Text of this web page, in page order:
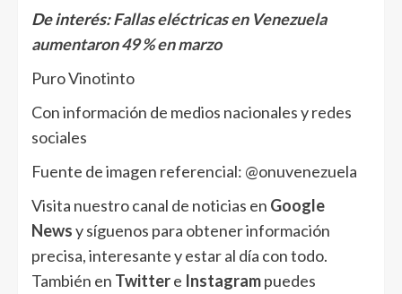
De interés:Fallas eléctricas en Venezuela
aumentaron 49 % en marzo
Puro Vinotinto
Con información de medios nacionales y redes
sociales
Fuente de imagen referencial: @onuvenezuela
Visita nuestro canal de noticias en Google
Newsy síguenos para obtener información
precisa, interesante y estar al día con todo.
También en Twittere Instagrampuedes